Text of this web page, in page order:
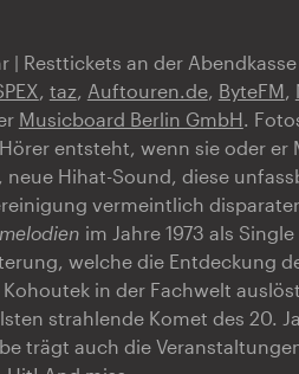
| Resttickets an der Abendkasse
, taz, Auftouren.de, ByteFM,
Musicboard Berlin GmbH.
entsteht, wenn sie oder er
neue Hihat-Sound, diese
vermeintlich
im Jahre 1973 als
welche die Entdeckung
in der Fachwelt
strahlende Komet des 20.
trägt auch die